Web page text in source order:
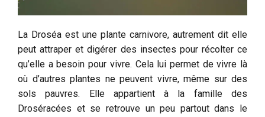
La Droséa est une plante carnivore, autrement dit elle
peut attraper et digérer des insectes pour récolter ce
qu’elle a besoin pour vivre. Cela lui permet de vivre là
où d’autres plantes ne peuvent vivre, même sur des
sols pauvres. Elle appartient à la famille des
Droséracées et se retrouve un peu partout dans le